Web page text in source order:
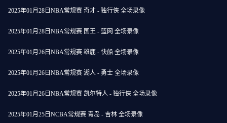
2025年01月28日NBA常规赛 奇才 - 独行侠 全场录像
2025年01月28日NBA常规赛 国王 - 篮网 全场录像
2025年01月26日NBA常规赛 雄鹿 - 快船 全场录像
2025年01月26日NBA常规赛 湖人 - 勇士 全场录像
2025年01月26日NBA常规赛 凯尔特人 - 独行侠 全场录像
2025年01月25日NCBA常规赛 青岛 - 吉林 全场录像